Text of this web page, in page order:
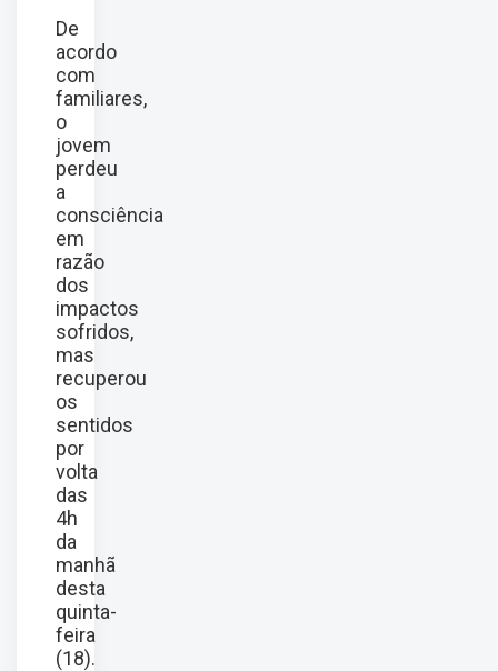
De
acordo
com
familiares,
o
jovem
perdeu
a
consciência
em
razão
dos
impactos
sofridos,
mas
recuperou
os
sentidos
por
volta
das
4h
da
manhã
desta
quinta-
feira
(18).